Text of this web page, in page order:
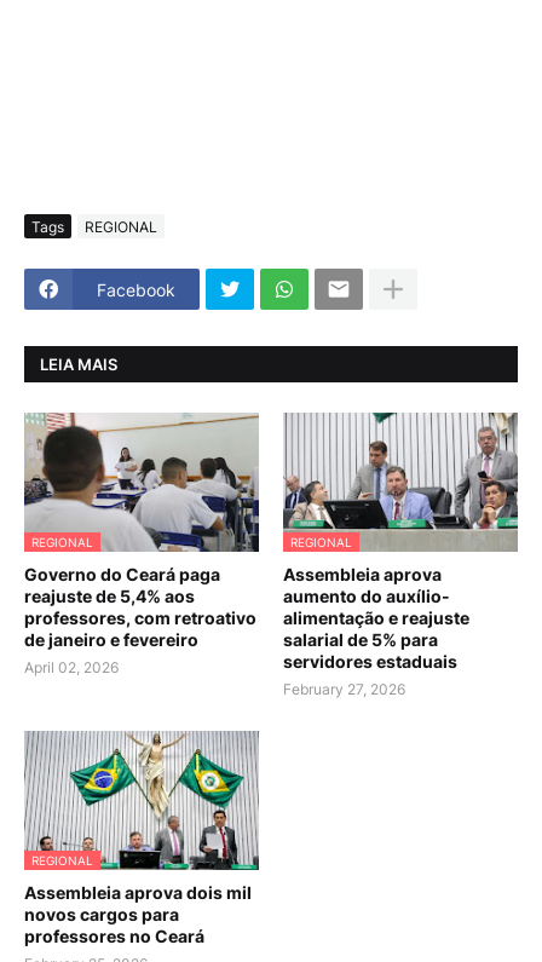
Tags REGIONAL
Facebook
LEIA MAIS
REGIONAL
Governo do Ceará paga
reajuste de 5,4% aos
professores, com retroativo
de janeiro e fevereiro
April 02, 2026
REGIONAL
Assembleia aprova
aumento do auxílio-
alimentação e reajuste
salarial de 5% para
servidores estaduais
February 27, 2026
REGIONAL
Assembleia aprova dois mil
novos cargos para
professores no Ceará